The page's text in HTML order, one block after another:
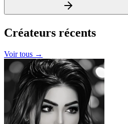
Créateurs récents
Voir tous →